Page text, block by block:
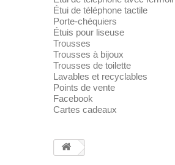
Étui de téléphone tactile
Porte-chéquiers
Étuis pour liseuse
Trousses
Trousses à bijoux
Trousses de toilette
Lavables et recyclables
Points de vente
Facebook
Cartes cadeaux